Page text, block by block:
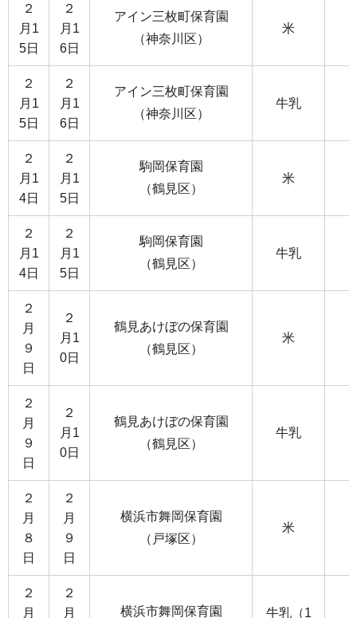
２
月1
5日
２
月1
6日
アイン三枚町保育園
（神奈川区）
米
２
月1
5日
２
月1
6日
アイン三枚町保育園
（神奈川区）
牛乳
２
月1
4日
２
月1
5日
駒岡保育園
（鶴見区）
米
２
月1
4日
２
月1
5日
駒岡保育園
（鶴見区）
牛乳
２
月
９
日
２
月1
0日
鶴見あけぼの保育園
（鶴見区）
米
２
月
９
日
２
月1
0日
鶴見あけぼの保育園
（鶴見区）
牛乳
２
月
８
日
２
月
９
日
横浜市舞岡保育園
（戸塚区）
米
２
月
２
月
横浜市舞岡保育園 牛乳（1